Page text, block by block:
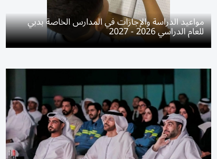
مواعيد الدراسة والإجازات في المدارس الخاصة بدبي
للعام الدراسي 2026 - 2027